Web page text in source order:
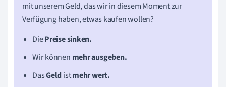
mit unserem Geld, das wir in diesem Moment zur
Verfügung haben, etwas kaufen wollen?
DiePreise sinken.
Wir können mehr ausgeben.
DasGeld istmehr wert.